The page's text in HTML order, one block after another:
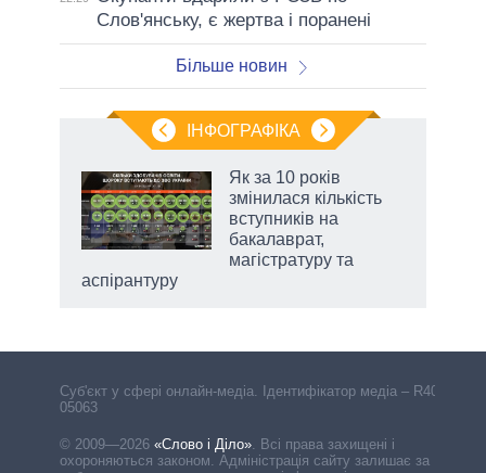
Слов'янську, є жертва і поранені
Більше новин
ІНФОГРАФІКА
Як за 10 років
змінилася кількість
вступників на
бакалаврат,
магістратуру та
аспірантуру
Cуб'єкт у сфері онлайн-медіа. Ідентифікатор медіа – R40-
05063
© 2009—2026 «Слово і Діло». Всі права захищені і
охороняються законом. Адміністрація сайту залишає за